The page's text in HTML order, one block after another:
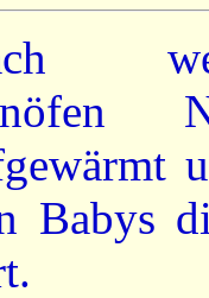
Babys